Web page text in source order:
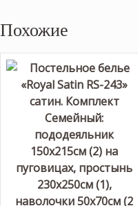
Похожие